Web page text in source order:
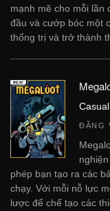
mạnh mẽ cho mỗi lần
đầu và cướp bóc một
thống trị và trở thành
Casual
ĐĂNG
phép bạn tạo ra các
chạy. Với mỗi nỗ lực
lược để chế tạo các